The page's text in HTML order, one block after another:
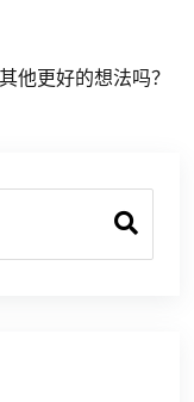
他更好的想法吗？